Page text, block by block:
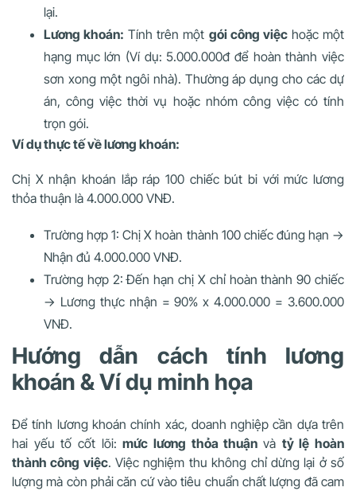
lại.
Lương khoán: Tính trên một gói công việchoặc một
hạng mục lớn (Ví dụ: 5.000.000đ để hoàn thành việc
sơn xong một ngôi nhà). Thường áp dụng cho các dự
án, công việc thời vụ hoặc nhóm công việc có tính
trọn gói.
Ví dụ thực tế về lương khoán:
Chị X nhận khoán lắp ráp 100 chiếc bút bi với mức lương
thỏa thuận là 4.000.000 VNĐ.
Trường hợp 1: Chị X hoàn thành 100 chiếc đúng hạn ->
Nhận đủ 4.000.000 VNĐ.
Trường hợp 2: Đến hạn chị X chỉ hoàn thành 90 chiếc
-> Lương thực nhận = 90% x 4.000.000 = 3.600.000
VNĐ.
Hướng dẫn cách tính lương
khoán & Ví dụ minh họa
Để tính lương khoán chính xác, doanh nghiệp cần dựa trên
hai yếu tố cốt lõi:mức lương thỏa thuậnvà tỷ lệ hoàn
thành công việc. Việc nghiệm thu không chỉ dừng lại ở số
lượng mà còn phải căn cứ vào tiêu chuẩn chất lượng đã cam